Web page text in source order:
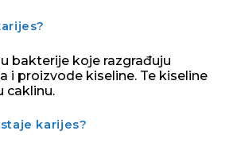
bakterije koje razgrađuju
i proizvode kiseline. Te kiseline
caklinu.
karijes?